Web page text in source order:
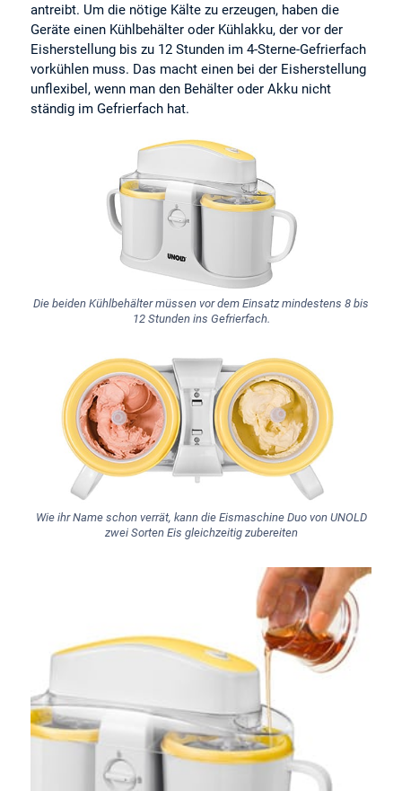
antreibt. Um die nötige Kälte zu erzeugen, haben die
Geräte einen Kühlbehälter oder Kühlakku, der vor der
Eisherstellung bis zu 12 Stunden im 4-Sterne-Gefrierfach
vorkühlen muss. Das macht einen bei der Eisherstellung
unflexibel, wenn man den Behälter oder Akku nicht
ständig im Gefrierfach hat.
Die beiden Kühlbehälter müssen vor dem Einsatz mindestens 8 bis
12 Stunden ins Gefrierfach.
Wie ihr Name schon verrät, kann die Eismaschine Duo von UNOLD
zwei Sorten Eis gleichzeitig zubereiten